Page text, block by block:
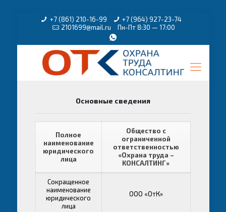
+7 (861) 210-16-99
+7 (964) 927-23-74
2101699@mail.ru
Пн-Пт 8:30 — 17:00
Основные сведения
Полное
наименование
юридического
лица
Общество с
ограниченной
ответственностью
«Охрана труда –
КОНСАЛТИНГ»
Сокращенное
наименование
юридического
лица
ООО «ОтК»